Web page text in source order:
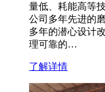
量低、耗能高等
公司多年先进的
多年的潜心设计
理可靠的…
了解详情